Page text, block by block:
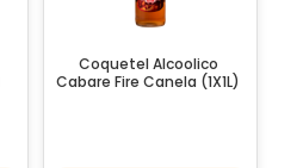
Coquetel Alcoolico
Cabare Fire Canela (1X1L)